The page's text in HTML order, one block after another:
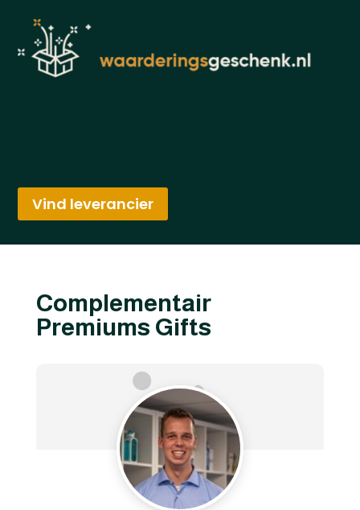
Vind leverancier
Complementair
Premiums Gifts